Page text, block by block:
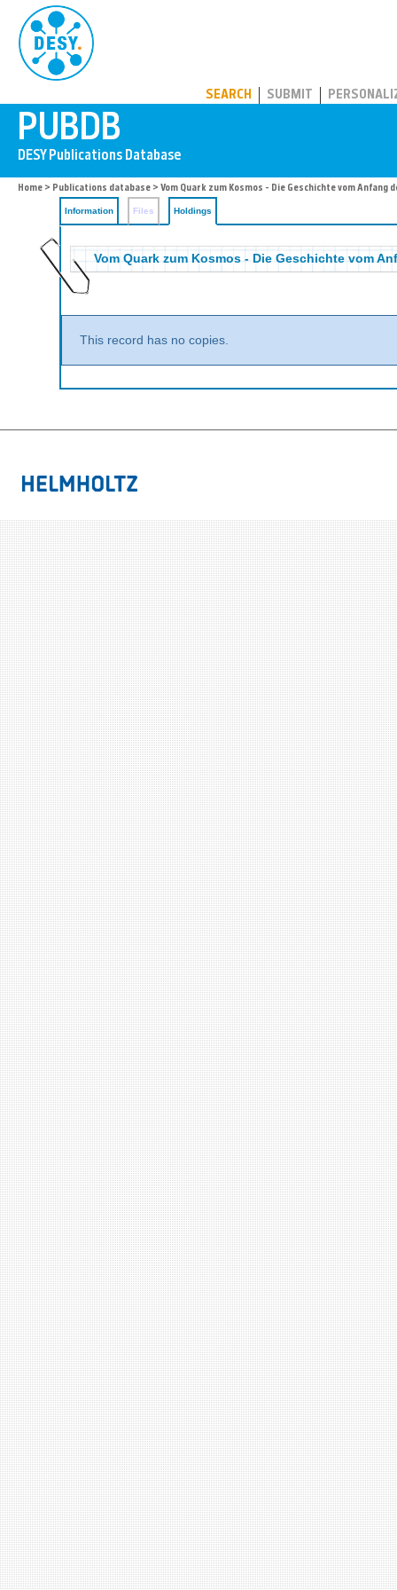
SEARCH SUBMIT
Home > Publications database > Vom Quark zum Kosmos - Die Geschichte vom Anfang
Information Files Holdings
Vom Quark zum Kosmos - Die Geschichte vom
This record has no copies.